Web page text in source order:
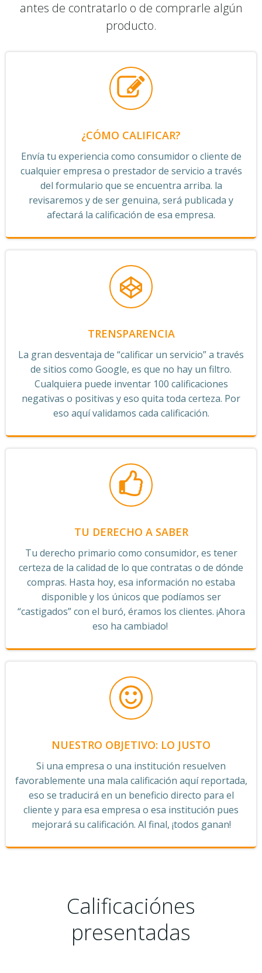
antes de contratarlo o de comprarle algún
producto.
¿CÓMO CALIFICAR?
Envía tu experiencia como consumidor o cliente de
cualquier empresa o prestador de servicio a través
del formulario que se encuentra arriba. la
revisaremos y de ser genuina, será publicada y
afectará la calificación de esa empresa.
TRENSPARENCIA
La gran desventaja de “calificar un servicio” a través
de sitios como Google, es que no hay un filtro.
Cualquiera puede inventar 100 calificaciones
negativas o positivas y eso quita toda certeza. Por
eso aquí validamos cada calificación.
TU DERECHO A SABER
Tu derecho primario como consumidor, es tener
certeza de la calidad de lo que contratas o de dónde
compras. Hasta hoy, esa información no estaba
disponible y los únicos que podíamos ser
“castigados” con el buró, éramos los clientes. ¡Ahora
eso ha cambiado!
NUESTRO OBJETIVO: LO JUSTO
Si una empresa o una institución resuelven
favorablemente una mala calificación aquí reportada,
eso se traducirá en un beneficio directo para el
cliente y para esa empresa o esa institución pues
mejorará su calificación. Al final, ¡todos ganan!
Calificaciónes
presentadas